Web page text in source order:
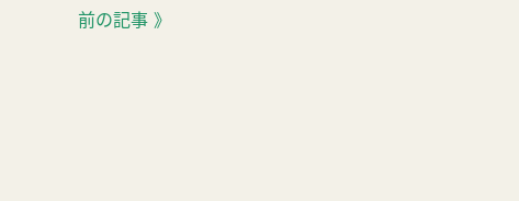
前の記事 》